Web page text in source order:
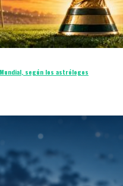
según los astrólogos